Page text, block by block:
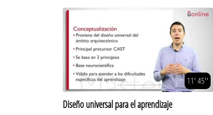
11' 45''
Diseño universal para el aprendizaje